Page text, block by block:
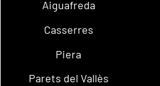
Aiguafreda
Casserres
Piera
Parets del Vallès